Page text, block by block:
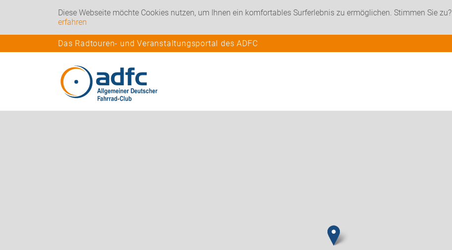
Diese Webseite möchte Cookies nutzen, um Ihnen ein komfortables Surferlebnis zu ermöglichen. Stimmen Sie zu?
erfahren
Das Radtouren- und Veranstaltungsportal des ADFC